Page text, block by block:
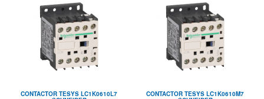
CONTACTOR TESYS LC1K0610L7 CONTACTOR TESYS LC1K0610M7